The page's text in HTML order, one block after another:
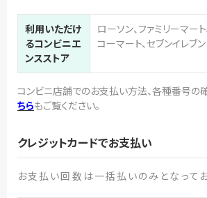
利用いただけ
るコンビニエ
ンスストア
ローソン、ファミリーマート
コーマート、セブンイレブン
コンビニ店舗でのお支払い方法、各種番号の
ちらもご覧ください。
クレジットカードでお支払い
お支払い回数は一括払いのみとなってお